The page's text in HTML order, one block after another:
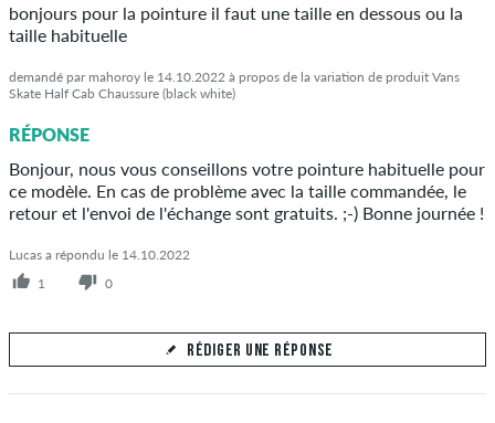
bonjours pour la pointure il faut une taille en dessous ou la
taille habituelle
demandé par mahoroy le 14.10.2022 à propos de la variation de produit Vans
Skate Half Cab Chaussure (black white)
RÉPONSE
Bonjour, nous vous conseillons votre pointure habituelle pour
ce modèle. En cas de problème avec la taille commandée, le
retour et l'envoi de l'échange sont gratuits. ;-) Bonne journée !
Lucas a répondu le 14.10.2022
1
0
RÉDIGER UNE RÉPONSE